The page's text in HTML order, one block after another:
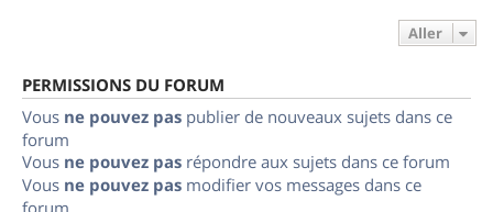
Aller
PERMISSIONS DU FORUM
Vous ne pouvez pas publier de nouveaux sujets dans ce
forum
Vous ne pouvez pas répondre aux sujets dans ce forum
Vous ne pouvez pas modifier vos messages dans ce
forum